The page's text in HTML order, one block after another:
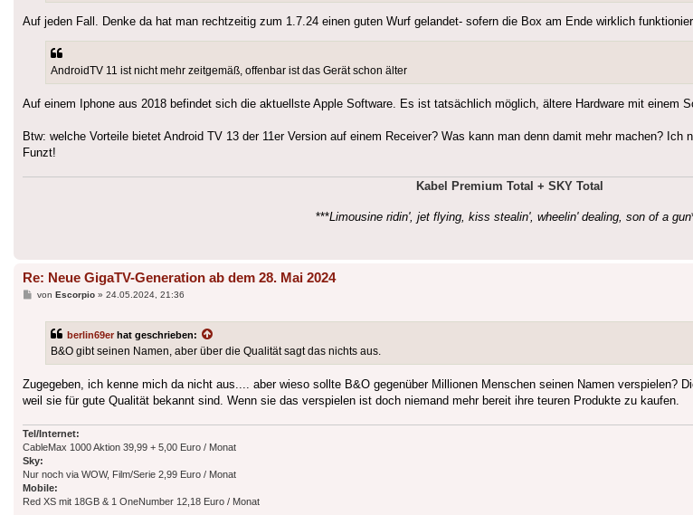
Auf jeden Fall. Denke da hat man rechtzeitig zum 1.7.24 einen guten Wurf gelandet- sofern die Box am Ende wirklich
AndroidTV 11 ist nicht mehr zeitgemäß, offenbar ist das Gerät schon älter
Auf einem Iphone aus 2018 befindet sich die aktuellste Apple Software. Es ist tatsächlich möglich, ältere Hardware mit einem
Btw: welche Vorteile bietet Android TV 13 der 11er Version auf einem Receiver? Was kann man denn damit mehr machen? Ich
Funzt!
Kabel Premium Total + SKY Total
***Limousine ridin', jet flying, kiss stealin', wheelin' dealing, son of a gun
Re: Neue GigaTV-Generation ab dem 28. Mai 2024
Beitrag
von Escorpio» 24.05.2024, 21:36
berlin69er hat geschrieben:
B&O gibt seinen Namen, aber über die Qualität sagt das nichts aus.
Zugegeben, ich kenne mich da nicht aus.... aber wieso sollte B&O gegenüber Millionen Menschen seinen Namen verspielen?
weil sie für gute Qualität bekannt sind. Wenn sie das verspielen ist doch niemand mehr bereit ihre teuren Produkte zu kaufen.
Tel/Internet:
CableMax 1000 Aktion 39,99 + 5,00 Euro / Monat
Sky:
Nur noch via WOW, Film/Serie 2,99 Euro / Monat
Mobile:
Red XS mit 18GB & 1 OneNumber 12,18 Euro / Monat